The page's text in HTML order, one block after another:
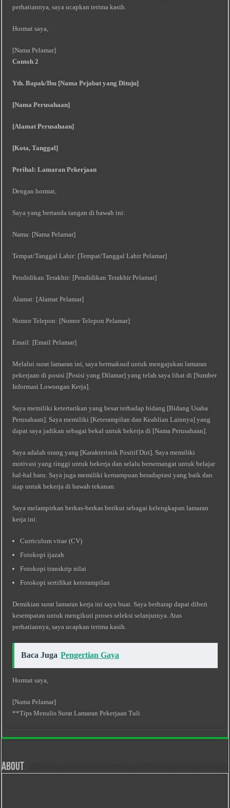
perhatiannya, saya ucapkan terima kasih.
Hormat saya,
[Nama Pelamar]
Contoh 2
Yth. Bapak/Ibu [Nama Pejabat yang Dituju]
[Nama Perusahaan]
[Alamat Perusahaan]
[Kota, Tanggal]
Perihal: Lamaran Pekerjaan
Dengan hormat,
Saya yang bertanda tangan di bawah ini:
Nama: [Nama Pelamar]
Tempat/Tanggal Lahir: [Tempat/Tanggal Lahir Pelamar]
Pendidikan Terakhir: [Pendidikan Terakhir Pelamar]
Alamat: [Alamat Pelamar]
Nomor Telepon: [Nomor Telepon Pelamar]
Email: [Email Pelamar]
Melalui surat lamaran ini, saya bermaksud untuk mengajukan lamaran
pekerjaan di posisi [Posisi yang Dilamar] yang telah saya lihat di [Sumber
Informasi Lowongan Kerja].
Saya memiliki ketertarikan yang besar terhadap bidang [Bidang Usaha
Perusahaan]. Saya memiliki [Keterampilan dan Keahlian Lainnya] yang
dapat saya jadikan sebagai bekal untuk bekerja di [Nama Perusahaan].
Saya adalah orang yang [Karakteristik Positif Diri]. Saya memiliki
motivasi yang tinggi untuk bekerja dan selalu bersemangat untuk belajar
hal-hal baru. Saya juga memiliki kemampuan beradaptasi yang baik dan
siap untuk bekerja di bawah tekanan.
Saya melampirkan berkas-berkas berikut sebagai kelengkapan lamaran
kerja ini:
Curriculum vitae (CV)
Fotokopi ijazah
Fotokopi transkrip nilai
Fotokopi sertifikat keterampilan
Demikian surat lamaran kerja ini saya buat. Saya berharap dapat diberi
kesempatan untuk mengikuti proses seleksi selanjutnya. Atas
perhatiannya, saya ucapkan terima kasih.
Baca Juga Pengertian Gaya
Hormat saya,
[Nama Pelamar]
**Tips Menulis Surat Lamaran Pekerjaan Tuli
About